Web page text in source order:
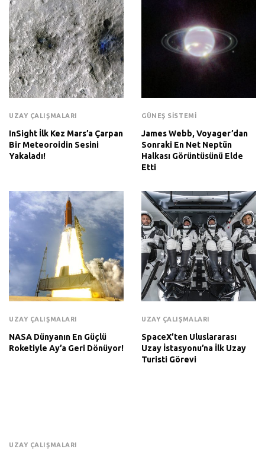
UZAY ÇALIŞMALARI
InSight İlk Kez Mars’a Çarpan
Bir Meteoroidin Sesini
Yakaladı!
GÜNEŞ SISTEMI
James Webb, Voyager’dan
Sonraki En Net Neptün
Halkası Görüntüsünü Elde
Etti
UZAY ÇALIŞMALARI
NASA Dünyanın En Güçlü
Roketiyle Ay’a Geri Dönüyor!
UZAY ÇALIŞMALARI
SpaceX’ten Uluslararası
Uzay İstasyonu’na İlk Uzay
Turisti Görevi
UZAY ÇALIŞMALARI